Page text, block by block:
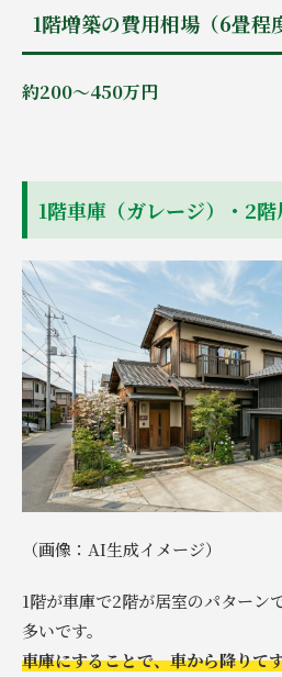
1階増築の費用相場（6畳程
約200～450万円
1階車庫（ガレージ）・2
（画像：AI生成イメージ）
1階が車庫で2階が居室のパターン
多いです。
車庫にすることで、車から降りて